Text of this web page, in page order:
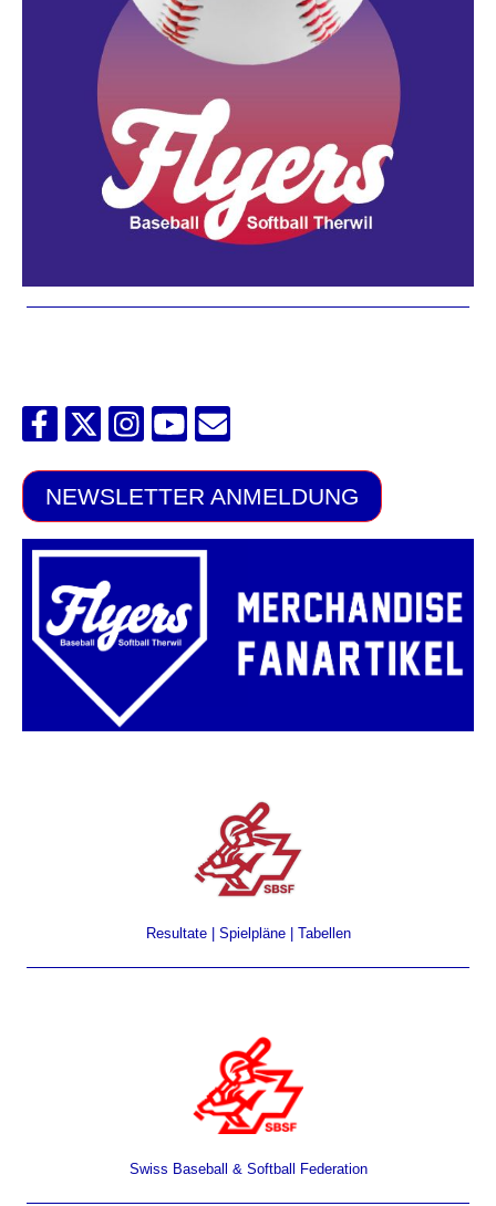
NEWSLETTER ANMELDUNG
Resultate | Spielpläne | Tabellen
Swiss Baseball & Softball Federation